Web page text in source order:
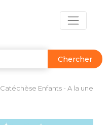
Chercher
Catéchèse Enfants - A la une